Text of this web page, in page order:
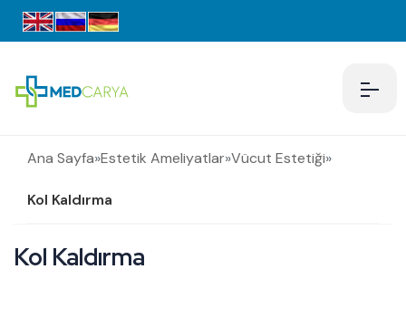
Ana Sayfa»Estetik Ameliyatlar»Vücut Estetiği»
Kol Kaldırma
Kol Kaldırma